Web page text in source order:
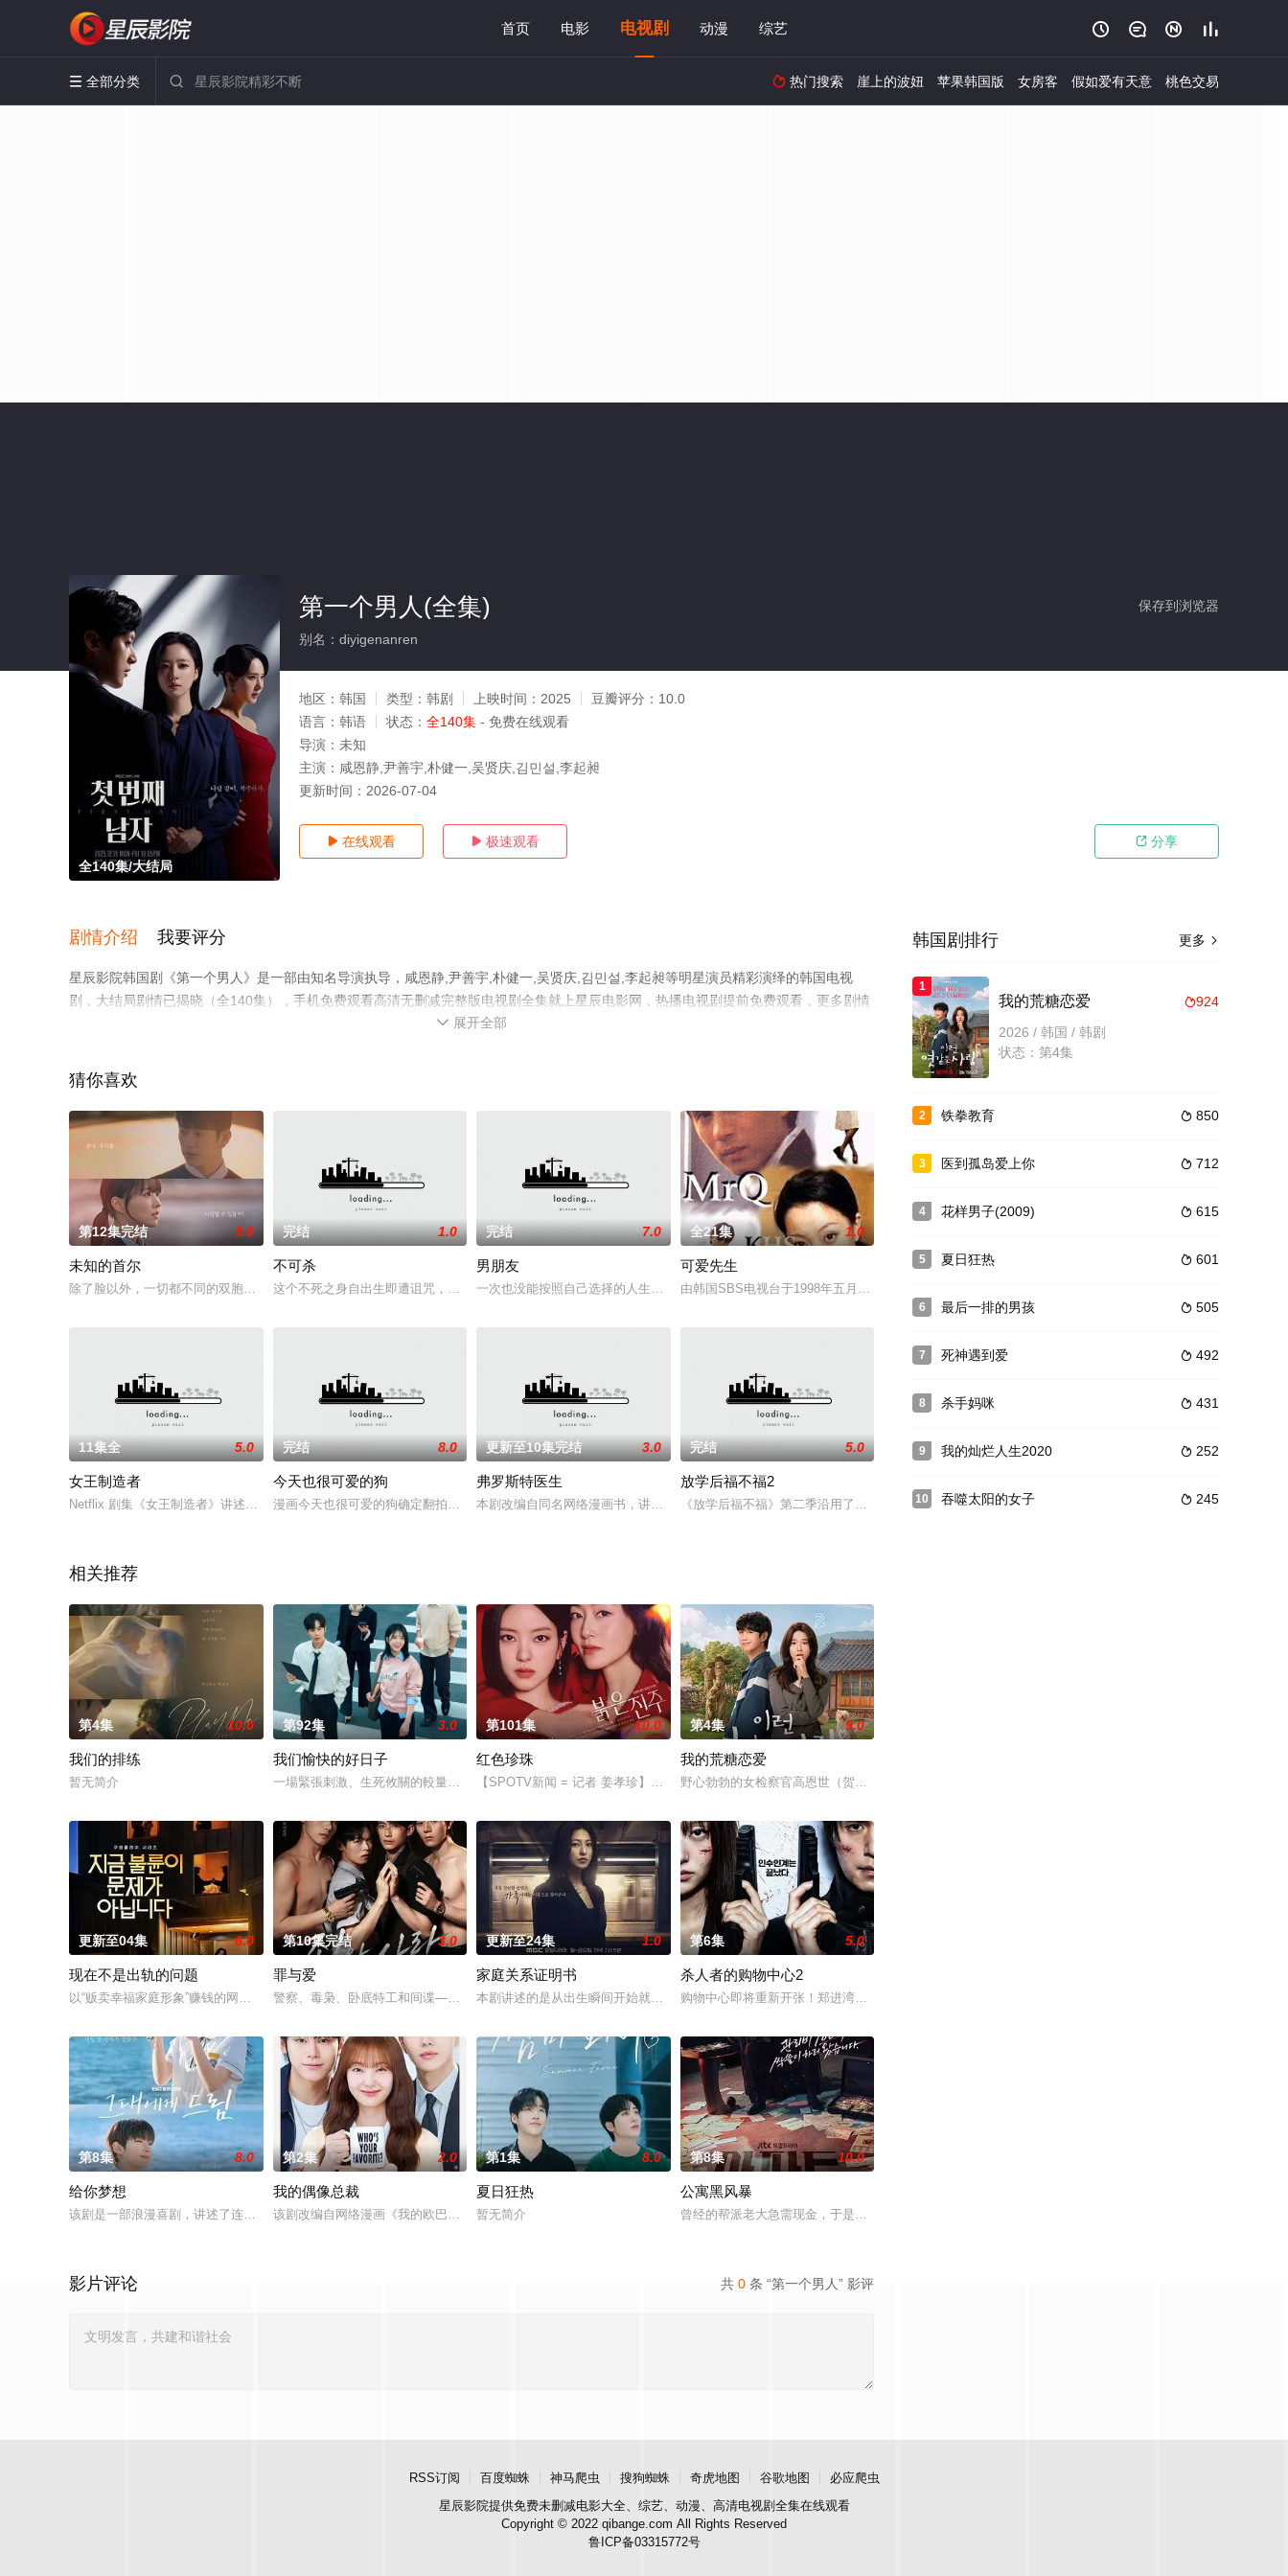
首页 电影 电视剧 动漫 综艺    
 全部分类   热门搜索 崖上的波妞 苹果韩国版 女房客 假如爱有天意 桃色交易
全140集/大结局
保存到浏览器
第一个男人(全集)
别名：diyigenanren
地区： 韩国 类型： 韩剧 上映时间： 2025 豆瓣评分： 10.0
语言： 韩语 状态： 全140集 - 免费在线观看
导演： 未知
主演： 咸恩静,尹善宇,朴健一,吴贤庆,김민설,李起昶
更新时间： 2026-07-04
 在线观看  极速观看  分享
剧情介绍 我要评分
星辰影院韩国剧《第一个男人》是一部由知名导演执导，咸恩静,尹善宇,朴健一,吴贤庆,김민설,李起昶等明星演员精彩演绎的韩国电视
剧，大结局剧情已揭晓（全140集），手机免费观看高清无删减完整版电视剧全集就上星辰电影网，热播电视剧提前免费观看，更多剧情
 展开全部
猜你喜欢
第12集完结 3.0
未知的首尔
除了脸以外，一切都不同的双胞胎姐妹用改变人生的谎言寻找真爱和人生的浪漫成长电视剧。朴宝英将首次挑战一人分饰两角饰演一对双胞胎姐妹，她们中学习
完结 1.0
不可杀
这个不死之身自出生即遭诅咒，永生不老。他一心复仇，踏上找回灵魂的旅程，设法了结六百年的血海深仇。
完结 7.0
男朋友
一次也没能按照自己选择的人生而活的酒店代表车秀贤（宋慧乔饰） 与拥有自由明朗灵魂、将平凡生活过得幸福且珍惜的金振赫（朴宝剑饰） 在一
全21集 1.0
可爱先生
由韩国SBS电视台于1998年五月推出的「MR.Q」，是一部充满梦想与勇气的现代喜剧，在韩国播出时，一周
11集全 5.0
女王制造者
Netflix 剧集《女王制造者》讲述了曾在银星集团负责公司战略团队的公关天才黄导嘻帮助历经波折、绰号“犀牛女士”的人权律师吴景淑竞选首尔市
完结 8.0
今天也很可爱的狗
漫画今天也很可爱的狗确定翻拍成韩剧，预计下半年开机拍摄，编成未定，现在选角ing此剧讲述了每到凌晨就变成狗，想要解开诅咒的女人和一个怕狗的男
更新至10集完结 3.0
弗罗斯特医生
本剧改编自同名网络漫画书，讲述主人公天才心理学家Dr. Frost秘密加入搜查队，通过正式和非正式的调查，侦破罪案的故事，是一部健康的心理调
完结 5.0
放学后福不福2
《放学后福不福》第二季沿用了之前的主演班底，但把拍摄地点搬到了中国，长城、王府井等等北京地标建筑
相关推荐
第4集 10.0
我们的排练
暂无简介
第92集 3.0
我们愉快的好日子
一場緊張刺激、生死攸關的較量，在世界上最完美的男人和笨拙的女人之間展開！這是一部由不同世代的人共同寫的浪漫家庭劇，每個人都渴望成為自己人生的
第101集 10.0
红色珍珠
【SPOTV新闻 = 记者 姜孝珍】演员朴真熙即将全面回归荧屏。据SPOTV新闻7日报道，朴真熙将主演KBS新日播剧《红珍珠》。自1996年
第4集 9.0
我的荒糖恋爱
野心勃勃的女检察官高恩世（贺营 饰）意外失忆，住进拳击教练张泰河（丁海寅 饰）家中，对方还自称是她
更新至04集 6.0
现在不是出轨的问题
以“贩卖幸福家庭形象”赚钱的网红夫妇，与他们正陷入泥淖般离婚诉讼的医师邻居。两对夫妻卷入连外遇都算小事的惊人秘密后，展开了一连串失控的连锁冲
第10集完结 3.0
罪与爱
警察、毒枭、卧底特工和间谍——权力体系的各个层面都在崩溃瓦解。在看似合法的警察等级制度背后，隐藏着一座被腐败、欲望和隐秘权力游戏所掌控的城市
更新至24集 1.0
家庭关系证明书
本剧讲述的是从出生瞬间开始就被打上家庭崩溃烙印的一个孩子和面对冷酷的偏见和命运，重新找回自己人生的女性故事。
第6集 5.0
杀人者的购物中心2
购物中心即将重新开张！郑进湾（李栋旭 饰）和郑智安（金慧峻 饰）叔侄档再度联手，制作规模、动作场面
第8集 8.0
给你梦想
该剧是一部浪漫喜剧，讲述了连一个梦想都无所畏惧的十几岁，被现实挡住而受挫的二十几岁，像变成那样的大人的三十几岁的记者李载与一个生活在父母设计
第2集 2.0
我的偶像总裁
该剧改编自网络漫画《我的欧巴是偶像》，是一部浪漫喜剧。讲述进入由前偶像兼CEO李灿领导的公司工作的南多凛，与在那里遇到的社长姜河基的故事。姜
第1集 8.0
夏日狂热
暂无简介
第8集 10.0
公寓黑风暴
曾经的帮派老大急需现金，于是和有志成为律师的同伴合作，打算窃取住宅社区的储备基金，却意外揭开深藏
共 0 条 “第一个男人” 影评
影片评论
更多 
韩国剧排行
1
924
我的荒糖恋爱
2026 / 韩国 / 韩剧
状态：第4集
2  850
铁拳教育
3  712
医到孤岛爱上你
4  615
花样男子(2009)
5  601
夏日狂热
6  505
最后一排的男孩
7  492
死神遇到爱
8  431
杀手妈咪
9  252
我的灿烂人生2020
10  245
吞噬太阳的女子
RSS订阅 百度蜘蛛 神马爬虫 搜狗蜘蛛 奇虎地图 谷歌地图
必应爬虫
星辰影院提供免费未删减电影大全、综艺、动漫、高清电视剧全集在线观看
Copyright © 2022 qibange.com All Rights Reserved
鲁ICP备03315772号